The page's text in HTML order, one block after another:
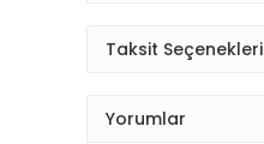
Taksit Seçenekleri
Yorumlar